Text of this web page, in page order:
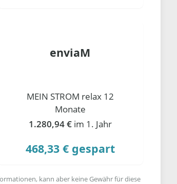
enviaM
MEIN STROM relax 12
Monate
1.280,94 € im 1. Jahr
468,33 € gespart
kann aber keine Gewähr für diese